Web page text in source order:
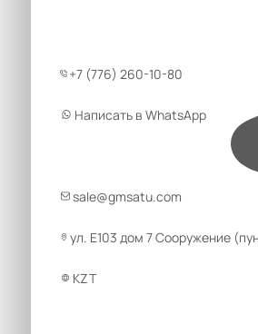
+7 (776) 260-10-80
Написать в WhatsApp
sale@gmsatu.com
ул. Е103 дом 7 Сооружение
KZT